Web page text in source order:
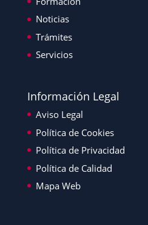
Noticias
Trámites
Servicios
Información Legal
Aviso Legal
Política de Cookies
Política de Privacidad
Política de Calidad
Mapa Web